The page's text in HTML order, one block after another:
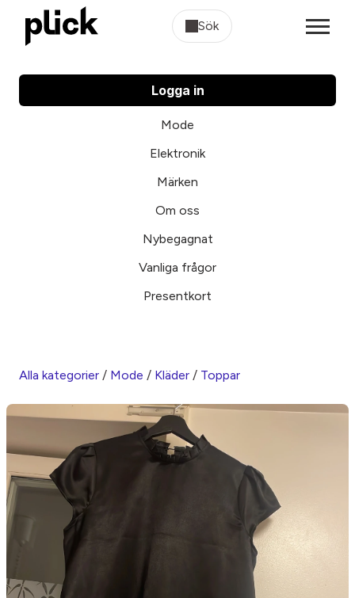
Sök
Logga in
Mode
Elektronik
Märken
Om oss
Nybegagnat
Vanliga frågor
Presentkort
Alla kategorier / Mode / Kläder / Toppar